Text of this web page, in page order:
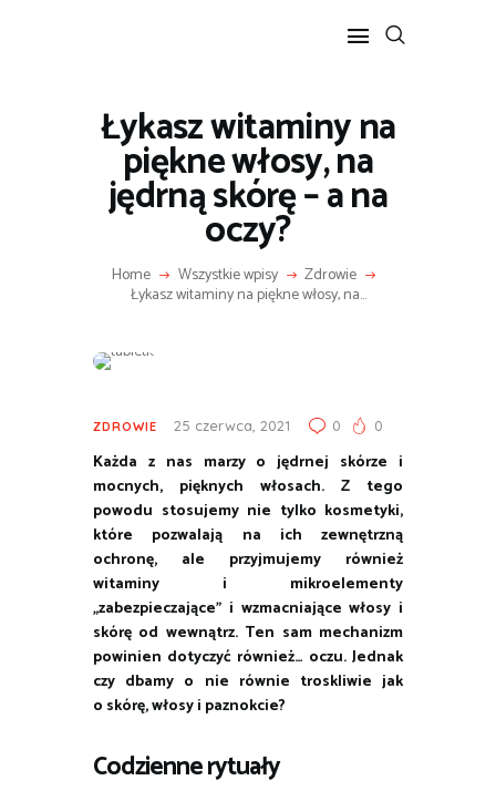
Łykasz witaminy na
piękne włosy, na
jędrną skórę – a na
oczy?
Home Wszystkie wpisy Zdrowie
Łykasz witaminy na piękne włosy, na...
POPULARNE
BIZNES I FINANSE
IT I TECHNOLOGIE
MOTORYZACJA
ZDROWIE 25 czerwca, 2021 0 0
Każda z nas marzy o jędrnej skórze i
mocnych, pięknych włosach. Z tego
powodu stosujemy nie tylko kosmetyki,
które pozwalają na ich zewnętrzną
ochronę, ale przyjmujemy również
witaminy i mikroelementy
„zabezpieczające” i wzmacniające włosy i
skórę od wewnątrz. Ten sam mechanizm
powinien dotyczyć również… oczu. Jednak
czy dbamy o nie równie troskliwie jak
o skórę, włosy i paznokcie?
Codzienne rytuały